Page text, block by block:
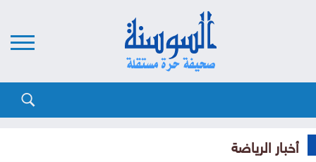
أخبار الرياضة